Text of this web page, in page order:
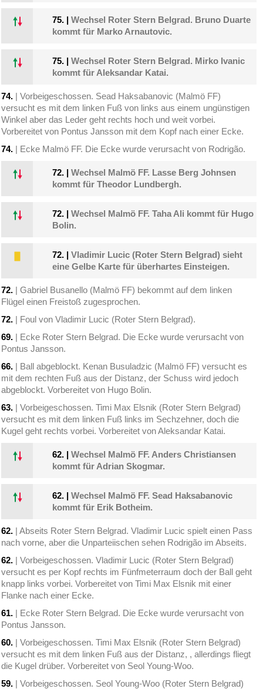
75. |Wechsel Roter Stern Belgrad. Bruno Duarte
kommt für Marko Arnautovic.
75. |Wechsel Roter Stern Belgrad. Mirko Ivanic
kommt für Aleksandar Katai.
74. | Vorbeigeschossen. Sead Haksabanovic (Malmö FF)
versucht es mit dem linken Fuß von links aus einem ungünstigen
Winkel aber das Leder geht rechts hoch und weit vorbei.
Vorbereitet von Pontus Jansson mit dem Kopf nach einer Ecke.
74. | Ecke Malmö FF. Die Ecke wurde verursacht von Rodrigão.
72. |Wechsel Malmö FF. Lasse Berg Johnsen
kommt für Theodor Lundbergh.
72. |Wechsel Malmö FF. Taha Ali kommt für Hugo
Bolin.
72. |Vladimir Lucic (Roter Stern Belgrad) sieht
eine Gelbe Karte für überhartes Einsteigen.
72. | Gabriel Busanello (Malmö FF) bekommt auf dem linken
Flügel einen Freistoß zugesprochen.
72. | Foul von Vladimir Lucic (Roter Stern Belgrad).
69. | Ecke Roter Stern Belgrad. Die Ecke wurde verursacht von
Pontus Jansson.
66. | Ball abgeblockt. Kenan Busuladzic (Malmö FF) versucht es
mit dem rechten Fuß aus der Distanz, der Schuss wird jedoch
abgeblockt. Vorbereitet von Hugo Bolin.
63. | Vorbeigeschossen. Timi Max Elsnik (Roter Stern Belgrad)
versucht es mit dem linken Fuß links im Sechzehner, doch die
Kugel geht rechts vorbei. Vorbereitet von Aleksandar Katai.
62. |Wechsel Malmö FF. Anders Christiansen
kommt für Adrian Skogmar.
62. |Wechsel Malmö FF. Sead Haksabanovic
kommt für Erik Botheim.
62. | Abseits Roter Stern Belgrad. Vladimir Lucic spielt einen Pass
nach vorne, aber die Unparteiischen sehen Rodrigão im Abseits.
62. | Vorbeigeschossen. Vladimir Lucic (Roter Stern Belgrad)
versucht es per Kopf rechts im Fünfmeterraum doch der Ball geht
knapp links vorbei. Vorbereitet von Timi Max Elsnik mit einer
Flanke nach einer Ecke.
61. | Ecke Roter Stern Belgrad. Die Ecke wurde verursacht von
Pontus Jansson.
60. | Vorbeigeschossen. Timi Max Elsnik (Roter Stern Belgrad)
versucht es mit dem linken Fuß aus der Distanz, , allerdings fliegt
die Kugel drüber. Vorbereitet von Seol Young-Woo.
59. | Vorbeigeschossen. Seol Young-Woo (Roter Stern Belgrad)